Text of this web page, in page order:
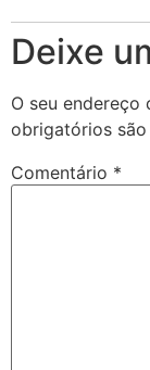
Deixe
O seu endereço
obrigatórios
Comentário *